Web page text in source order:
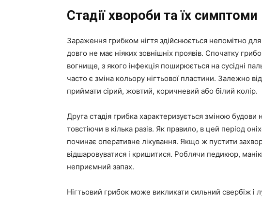
Стадії хвороби та їх симптоми
Зараження грибком нігтя здійснюється непомітно
довго не має ніяких зовнішніх проявів. Спочатку
вогнище, з якого інфекція поширюється на сусідні
часто є зміна кольору нігтьової пластини. Залежно
приймати сірий, жовтий, коричневий або білий колір.
Друга стадія грибка характеризується зміною будови
товстіючи в кілька разів. Як правило, в цей період
починає оперативне лікування. Якщо ж пустити
відшаровуватися і кришитися. Роблячи педикюр,
неприємний запах.
Нігтьовий грибок може викликати сильний свербіж